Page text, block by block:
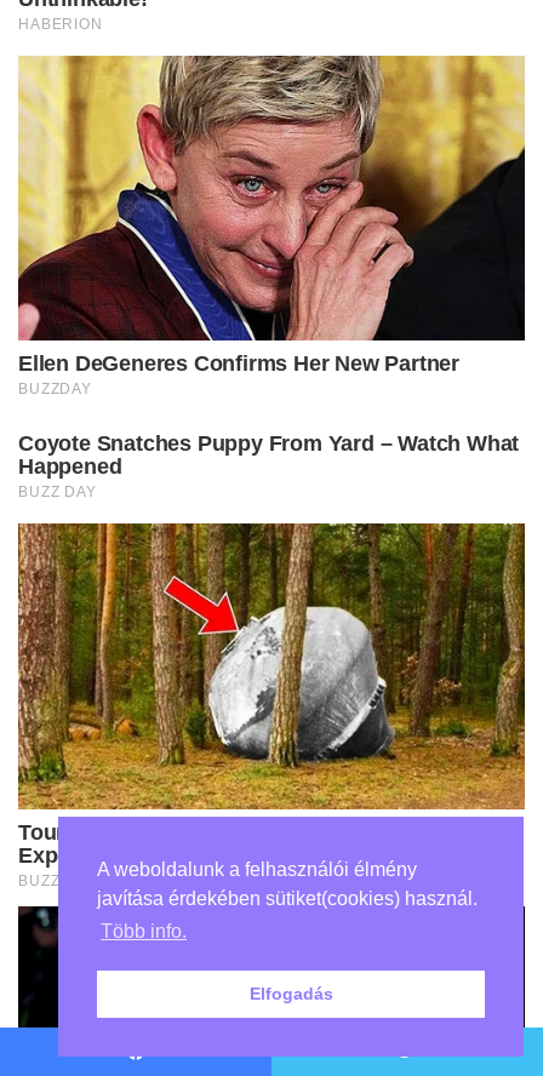
A weboldalunk a felhasználói élmény
javítása érdekében sütiket(cookies) használ.
Több info.
Elfogadás